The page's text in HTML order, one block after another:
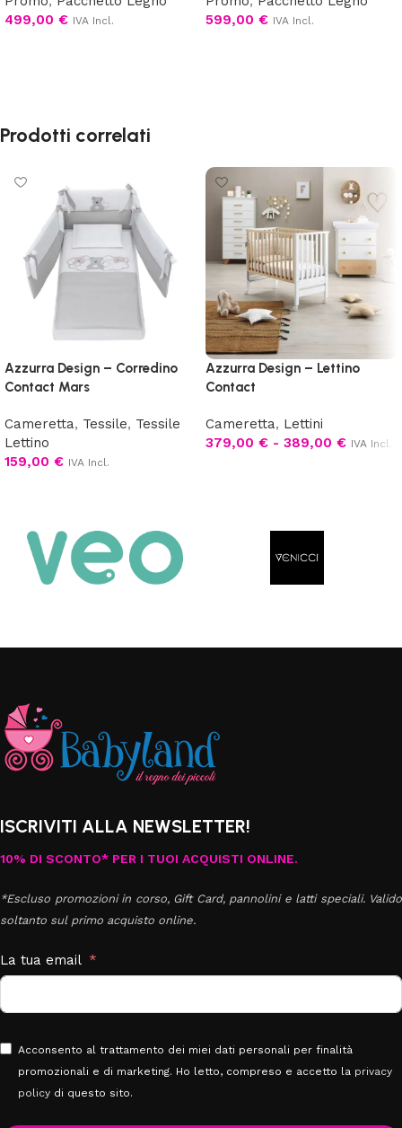
499,00 € IVA Incl.
599,00 € IVA Incl.
Prodotti correlati
Azzurra Design – Corredino
Contact Mars
Cameretta, Tessile, Tessile
Lettino
159,00 € IVA Incl.
Azzurra Design – Lettino
Contact
Cameretta, Lettini
379,00 € - 389,00 € IVA Incl.
ISCRIVITI ALLA NEWSLETTER!
10% DI SCONTO* PER I TUOI ACQUISTI ONLINE.
*Escluso promozioni in corso, Gift Card, pannolini e latti speciali. Valido
soltanto sul primo acquisto online.
La tua email
Acconsento al trattamento dei miei dati personali per finalità
promozionali e di marketing. Ho letto, compreso e accetto la privacy
policy di questo sito.